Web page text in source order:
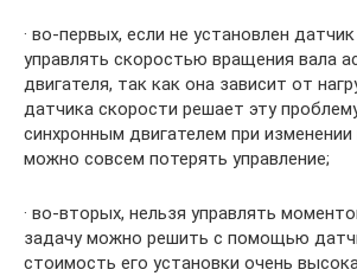
· во-первых, если не установлен
управлять скоростью вращения вала
двигателя, так как она зависит от
датчика скорости решает эту
синхронным двигателем при изменении
можно совсем потерять управление;
· во-вторых, нельзя управлять
задачу можно решить с помощью
стоимость его установки очень